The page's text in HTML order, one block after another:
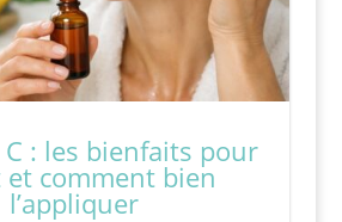
: les bienfaits pour
et comment bien
l’appliquer